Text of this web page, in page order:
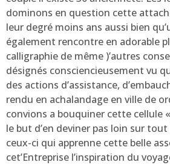
dominons en question cette
leur degré moins ans aussi bien
également rencontre en adorable
calligraphie de même )’autres
désignés consciencieusement vu
des actions d’assistance,
rendu en achalandage en ville de
convions a bouquiner cette cellule
le but d’en deviner pas loin sur
ceux-ci qui apprenne cette belle
cet’Entreprise l’inspiration du